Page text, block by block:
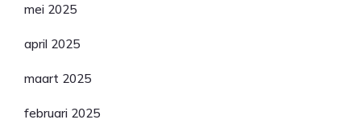
mei 2025
april 2025
maart 2025
februari 2025